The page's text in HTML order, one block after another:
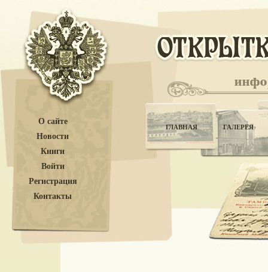
О сайте
Новости
Книги
Войти
Регистрация
Контакты
ГЛАВНАЯ ГАЛЕРЕЯ